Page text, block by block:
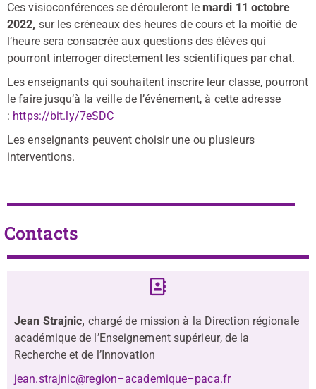
Ces visioconférences se dérouleront le mardi 11 octobre
2022, sur les créneaux des heures de cours et la moitié de
l’heure sera consacrée aux questions des élèves qui
pourront interroger directement les scientifiquespar chat.
Les enseignants qui souhaitent inscrire leur classe, pourront
le faire jusqu’à la veille de l’événement, à cette adresse
: https://bit.ly/7eSDC
Les enseignants peuvent choisir une ou plusieurs
interventions.
Contacts
Jean Strajnic, chargé de mission à la Direction régionale
académique de l’Enseignement supérieur,de la
Recherche et de l’Innovation
jean.strajnic@region–academique–paca.fr